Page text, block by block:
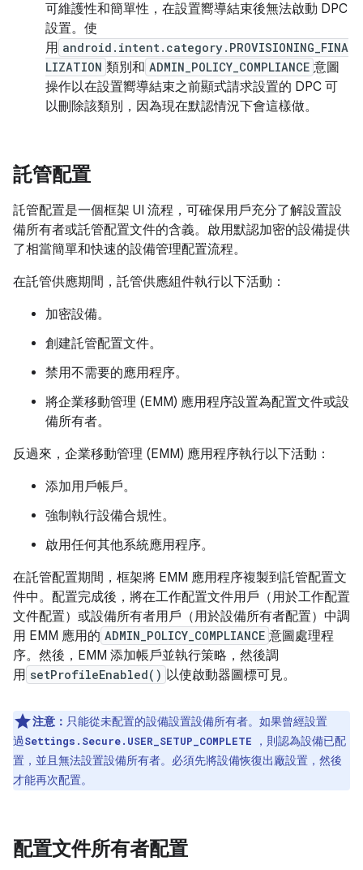
可維護性和簡單性，在設置嚮導結束後無法啟動 DPC
設置。使
用 android.intent.category.PROVISIONING_FINA
LIZATION 類別和 ADMIN_POLICY_COMPLIANCE 意圖
操作以在設置嚮導結束之前顯式請求設置的 DPC 可
以刪除該類別，因為現在默認情況下會這樣做。
託管配置
託管配置是一個框架 UI 流程，可確保用戶充分了解設置設
備所有者或託管配置文件的含義。啟用默認加密的設備提供
了相當簡單和快速的設備管理配置流程。
在託管供應期間，託管供應組件執行以下活動：
加密設備。
創建託管配置文件。
禁用不需要的應用程序。
將企業移動管理 (EMM) 應用程序設置為配置文件或設
備所有者。
反過來，企業移動管理 (EMM) 應用程序執行以下活動：
添加用戶帳戶。
強制執行設備合規性。
啟用任何其他系統應用程序。
在託管配置期間，框架將 EMM 應用程序複製到託管配置文
件中。配置完成後，將在工作配置文件用戶（用於工作配置
文件配置）或設備所有者用戶（用於設備所有者配置）中調
用 EMM 應用的 ADMIN_POLICY_COMPLIANCE 意圖處理程
序。然後，EMM 添加帳戶並執行策略，然後調
用 setProfileEnabled() 以使啟動器圖標可見。
注意： 只能從未配置的設備設置設備所有者。如果曾經設置
過Settings.Secure.USER_SETUP_COMPLETE
，則認為設備已配
置，並且無法設置設備所有者。必須先將設備恢復出廠設置，然後
才能再次配置。
配置文件所有者配置